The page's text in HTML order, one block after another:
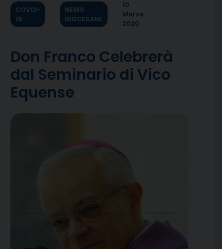
COVID-
19
NEWS
DIOCESANE
10
Marzo
2020
Don Franco Celebrerà
dal Seminario di Vico
Equense